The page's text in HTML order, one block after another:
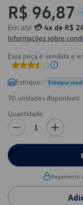
R$ 96,87
Em até 💳 4x de R$
Informações sobre
Essa peça é vendida e
Estoque: Estoque
70 unidades disponíveis
Quantidade
1
Pagamento